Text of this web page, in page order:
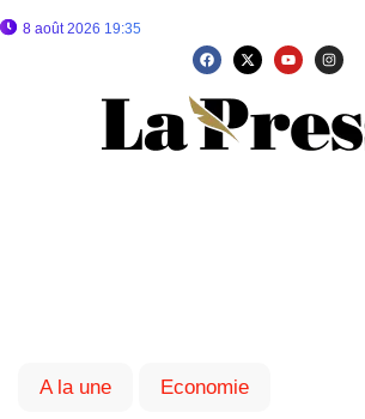
8 août 2026 19:35
A la une Economie